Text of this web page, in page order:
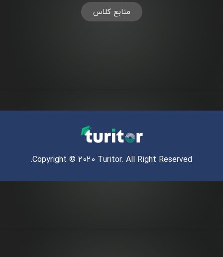
منابع کلاس
Copyright © 2020 Turitor. All Right Reserved.